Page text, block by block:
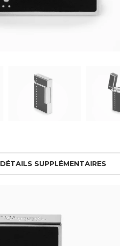
DÉTAILS SUPPLÉMENTAIRES